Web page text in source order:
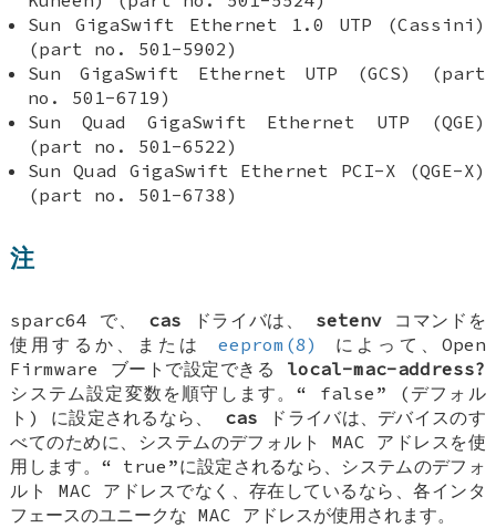
Sun GigaSwift Ethernet 1.0 UTP (Cassini)
(part no. 501-5902)
Sun GigaSwift Ethernet UTP (GCS) (part
no. 501-6719)
Sun Quad GigaSwift Ethernet UTP (QGE)
(part no. 501-6522)
Sun Quad GigaSwift Ethernet PCI-X (QGE-X)
(part no. 501-6738)
注
sparc64 で、 cas ドライバは、 setenv コマンドを
使用するか、または
eeprom(8)
によって、Open
Firmware ブートで設定できる local-mac-address?
システム設定変数を順守します。“ false ” (デフォル
ト) に設定されるなら、 cas ドライバは、デバイスのす
べてのために、システムのデフォルト MAC アドレスを使
用します。“ true ”に設定されるなら、システムのデフォ
ルト MAC アドレスでなく、存在しているなら、各インタ
フェースのユニークな MAC アドレスが使用されます。